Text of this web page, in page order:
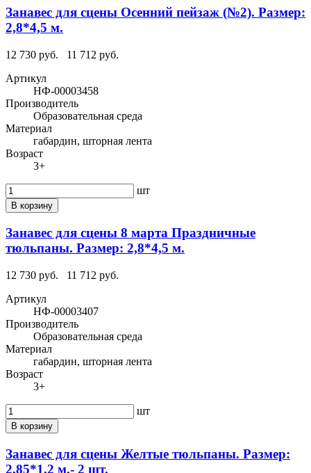
Занавес для сцены Осенний пейзаж (№2). Размер:
2,8*4,5 м.
12 730 руб.
11 712 руб.
Артикул
НФ-00003458
Производитель
Образовательная среда
Материал
габардин, шторная лента
Возраст
3+
шт
В корзину
Занавес для сцены 8 марта Праздничные
тюльпаны. Размер: 2,8*4,5 м.
12 730 руб.
11 712 руб.
Артикул
НФ-00003407
Производитель
Образовательная среда
Материал
габардин, шторная лента
Возраст
3+
шт
В корзину
Занавес для сцены Желтые тюльпаны. Размер:
2,85*1,2 м.- 2 шт.